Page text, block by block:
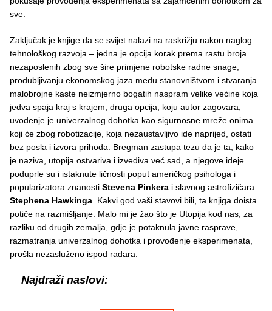
sve.
Zaključak je knjige da se svijet nalazi na raskrižju nakon naglog
tehnološkog razvoja – jedna je opcija korak prema rastu broja
nezaposlenih zbog sve šire primjene robotske radne snage,
produbljivanju ekonomskog jaza među stanovništvom i stvaranja
malobrojne kaste neizmjerno bogatih naspram velike većine koja
jedva spaja kraj s krajem; druga opcija, koju autor zagovara,
uvođenje je univerzalnog dohotka kao sigurnosne mreže onima
koji će zbog robotizacije, koja nezaustavljivo ide naprijed, ostati
bez posla i izvora prihoda. Bregman zastupa tezu da je ta, kako
je naziva, utopija ostvariva i izvediva već sad, a njegove ideje
poduprle su i istaknute ličnosti poput američkog psihologa i
popularizatora znanosti Stevena Pinkera i slavnog astrofizičara
Stephena Hawkinga . Kakvi god vaši stavovi bili, ta knjiga doista
potiče na razmišljanje. Malo mi je žao što je Utopija kod nas, za
razliku od drugih zemalja, gdje je potaknula javne rasprave,
razmatranja univerzalnog dohotka i provođenje eksperimenata,
prošla nezasluženo ispod radara.
Najdraži naslovi: